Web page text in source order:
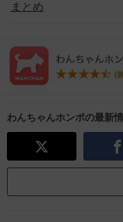
まとめ
わんちゃんホンポの最新